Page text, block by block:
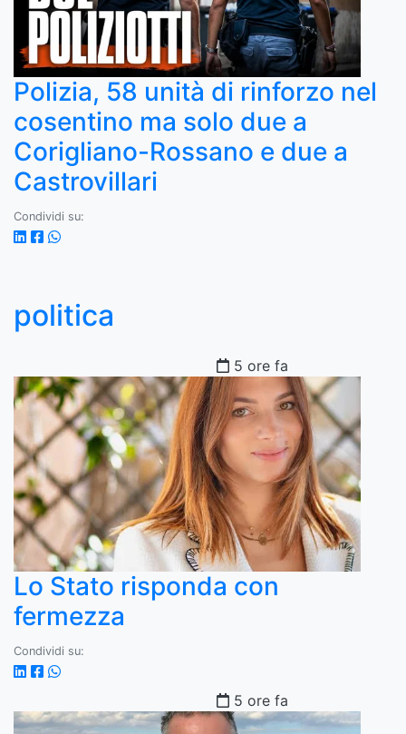
Polizia, 58 unità di rinforzo nel
cosentino ma solo due a
Corigliano-Rossano e due a
Castrovillari
Condividi su:
politica
5 ore fa
Lo Stato risponda con
fermezza
Condividi su:
5 ore fa